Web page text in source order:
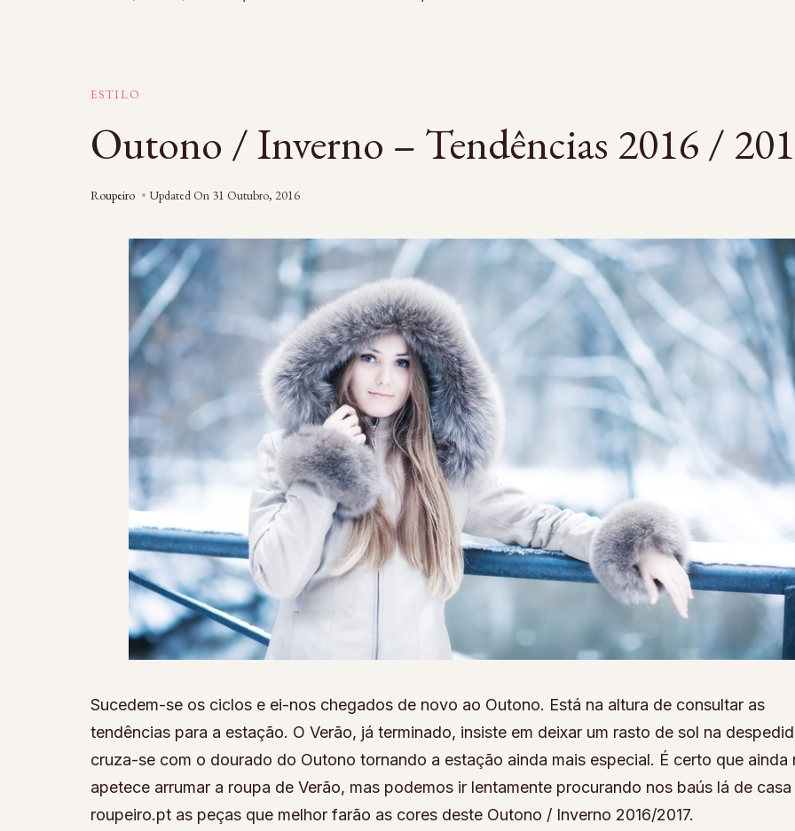
ESTILO
Outono / Inverno – Tendências 2016 /
Roupeiro Updated On 31 Outubro, 2016
Sucedem-se os ciclos e ei-nos chegados de novo ao Outono. Está na altura de consultar as
tendências para a estação. O Verão, já terminado, insiste em deixar um rasto de sol na
cruza-se com o dourado do Outono tornando a estação ainda mais especial. É certo que ainda
apetece arrumar a roupa de Verão, mas podemos ir lentamente procurando nos baús lá de
roupeiro.pt as peças que melhor farão as cores deste Outono / Inverno 2016/2017.